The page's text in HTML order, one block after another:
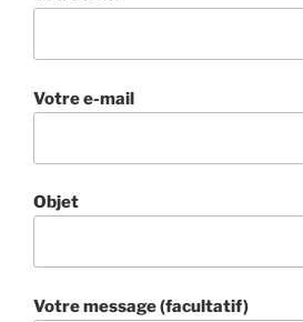
Votre e-mail
Objet
Votre message (facultatif)